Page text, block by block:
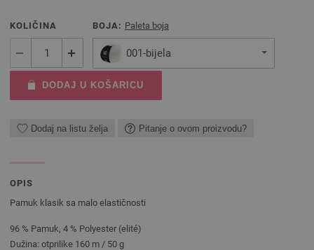
KOLIČINA BOJA: Paleta boja
001-bijela
DODAJ U KOŠARICU
Dodaj na listu želja Pitanje o ovom proizvodu?
OPIS
Pamuk klasik sa malo elastičnosti
96 % Pamuk, 4 % Polyester (elité)
Dužina: otprilike 160 m / 50 g